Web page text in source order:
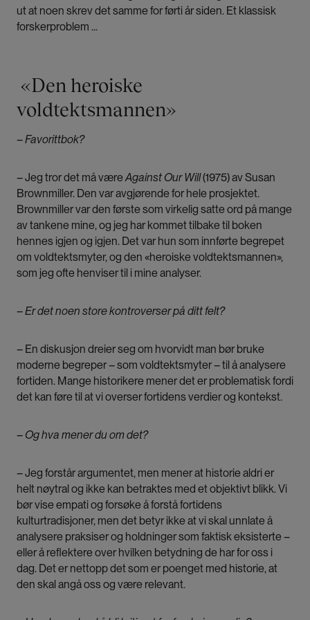
ut at noen skrev det samme for førti år siden. Et klassisk
forskerproblem ...
«Den heroiske
voldtektsmannen»
– Favorittbok?
–Jeg tror det må væreAgainst Our Will(1975) av Susan
Brownmiller. Den var avgjørende for hele prosjektet.
Brownmiller var den første som virkelig satte ord på mange
av tankene mine, og jeg har kommet tilbake til boken
hennes igjen og igjen. Det var hun som innførte begrepet
om voldtektsmyter, og den «heroiske voldtektsmannen»,
som jeg ofte henviser til i mine analyser.
– Er det noen store kontroverser på ditt felt?
– En diskusjon dreier seg om hvorvidt man bør bruke
moderne begreper – som voldtektsmyter – til å analysere
fortiden. Mange historikere mener det er problematisk fordi
det kan føre til at vi overser fortidens verdier og kontekst.
– Og hva mener du om det?
– Jeg forstår argumentet, men mener at historie aldri er
helt nøytral og ikke kan betraktes med et objektivt blikk. Vi
bør vise empati og forsøke å forstå fortidens
kulturtradisjoner, men det betyr ikke at vi skal unnlate å
analysere praksiser og holdninger som faktisk eksisterte –
eller å reflektere over hvilken betydning de har for oss i
dag. Det er nettopp det som er poenget med historie, at
den skal angå oss og være relevant.